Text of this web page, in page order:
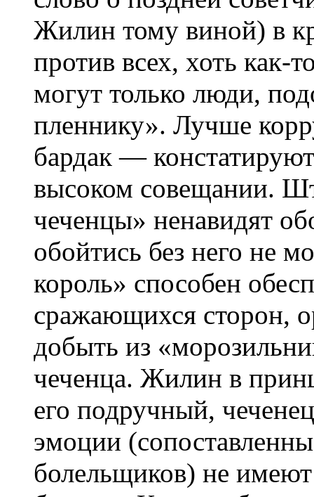
Жилин тому виной) в
против всех, хоть как-
могут только люди,
пленнику». Лучше
бардак —
высоком совещании.
чеченцы» ненавидят
обойтись без него не
король» способен
сражающихся сторон,
добыть из
чеченца. Жилин в
его подручный,
эмоции
болельщиков) не